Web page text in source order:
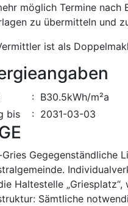
möglich Termine nach
zu übermitteln und
ist als
: B30.5kWh/m²a
bis
: 2031-03-03
Gries Gegegenständliche
Haltestelle
Sämtliche